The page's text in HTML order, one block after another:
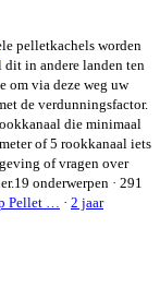
pelletkachels worden
in andere landen ten
om via deze weg uw
de verdunningsfactor.
die minimaal
of 5 rookkanaal iets
of vragen over
19 onderwerpen · 291
Pellet … · 2 jaar